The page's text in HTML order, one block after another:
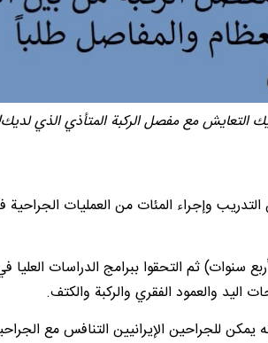
التعايش مع مفصل الركبة المتأذي الذي
وإجراء المئات من العمليات الجراحية
سنوات) ثم التحقوا ببرامج الدراسات
والعمود الفقري والركبة والكتف.
للجراحين الإيرانيين التنافس مع